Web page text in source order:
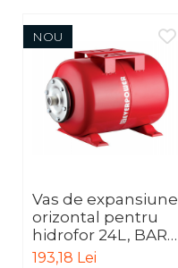
NOU
Vas de expansiune
orizontal pentru
hidrofor 24L, BAR-
RH24A
193,18 Lei